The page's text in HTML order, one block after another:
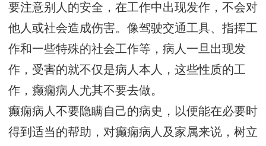
要注意别人的安全，在工作中出现发作，不会对
他人或社会造成伤害。像驾驶交通工具、指挥工
作和一些特殊的社会工作等，病人一旦出现发
作，受害的就不仅是病人本人，这些性质的工
作，癫痫病人尤其不要去做。
癫痫病人不要隐瞒自己的病史，以便能在必要时
得到适当的帮助，对癫痫病人及家属来说，树立